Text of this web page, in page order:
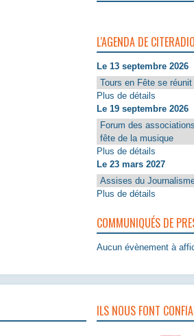
L'AGENDA DE CITERADIO
Le 13 septembre 2026
Tours en Fête se
Plus de détails
Le 19 septembre 2026
Forum des
fête de la musique
Plus de détails
Le 23 mars 2027
Assises du
Plus de détails
COMMUNIQUÉS DE
Aucun évènement à
ILS NOUS FONT